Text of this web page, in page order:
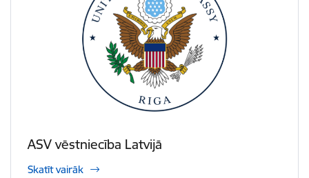
ASV vēstniecība Latvijā
Skatīt vairāk